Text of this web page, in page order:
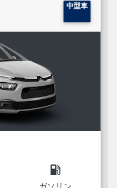
中型車
local_gas_station